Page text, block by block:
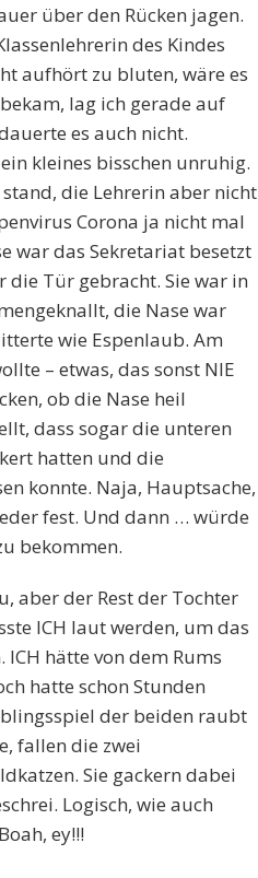
über den Rücken jagen.
des Kindes
aufhört zu bluten, wäre es
lag ich gerade auf
es auch nicht.
kleines bisschen unruhig.
die Lehrerin aber nicht
Corona ja nicht mal
war das Sekretariat besetzt
die Tür gebracht. Sie war in
die Nase war
wie Espenlaub. Am
– etwas, das sonst NIE
ob die Nase heil
dass sogar die unteren
hatten und die
konnte. Naja, Hauptsache,
fest. Und dann … würde
bekommen.
aber der Rest der Tochter
ICH laut werden, um das
hätte von dem Rums
hatte schon Stunden
der beiden raubt
fallen die zwei
Sie gackern dabei
Logisch, wie auch
ey!!!